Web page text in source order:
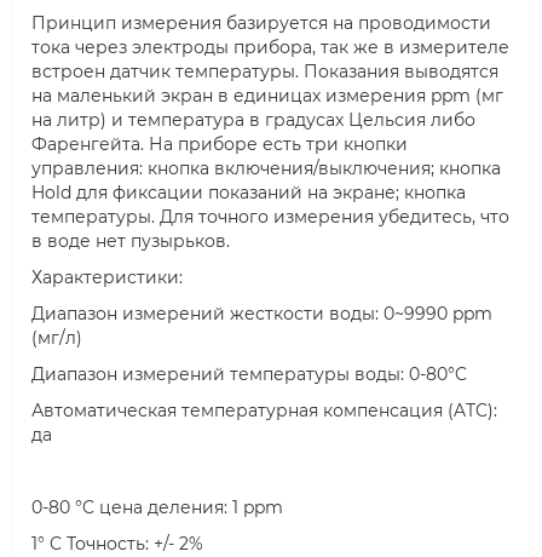
Принцип измерения базируется на проводимости
тока через электроды прибора, так же в измерителе
встроен датчик температуры. Показания выводятся
на маленький экран в единицах измерения ppm (мг
на литр) и температура в градусах Цельсия либо
Фаренгейта. На приборе есть три кнопки
управления: кнопка включения/выключения; кнопка
Hold для фиксации показаний на экране; кнопка
температуры. Для точного измерения убедитесь, что
в воде нет пузырьков.
Характеристики:
Диапазон измерений жесткости воды: 0~9990 ppm
(мг/л)
Диапазон измерений температуры воды: 0-80°C
Автоматическая температурная компенсация (ATC):
да
0-80 °C цена деления: 1 ppm
1° C Точность: +/- 2%